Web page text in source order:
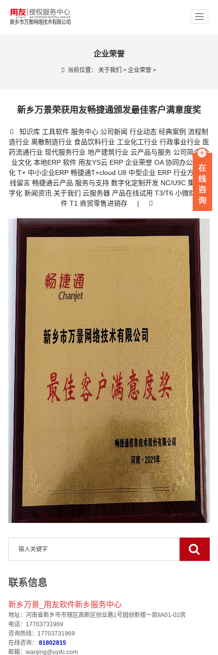
企业荣誉
当前位置：关于我们 >企业荣誉 >
新乡万景荣获用友畅捷通颁发最佳客户满意度奖
知识库 工具软件 服务中心 公司新闻 行业动态 经典案例 流程制
造行业 离散制造行业 食品饮料行业 工业化工行业 行政事业行业 医
药流通行业 现代服务行业 地产建筑行业 云产品与服务 公司简介 企
业文化 本地ERP 软件 用友YS云 ERP 企业荣誉 OA 协同办公数字
化 T+ 中小企业ERP 畅捷通T+cloud U8 中型企业 ERP 行业方案 在
线留言 畅捷通云产品 服务与支持 数字化定制开发 NC/U9C 集团数
字化 新闻资讯 关于我们 云服务器 产品在线试用 T3/T6 小微财务软
件 T1 商贸零售进销存 |
联系信息
新乡万景_用友软件新乡服务中心
地址：河南省新乡市市辖区高新区创业路1号园创新楼一层IIA01-02房
电话：17703731969
咨询热线：17703731969
在线咨询：
81802815
邮箱：wanjing@uydc.com